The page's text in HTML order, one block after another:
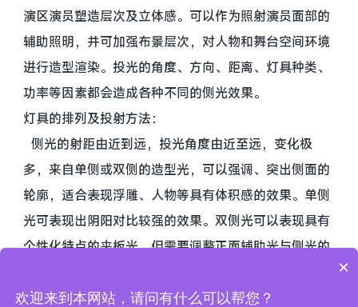
演区演员塑造层次及立体感。可以作为照射演员面部的
辅助照明，并可加强布景层次，对人物和舞台空间环境
进行造型渲染。投光的角度、方向、距离、灯具种类、
功率等因素都会造成各种不同的侧光效果。
灯具的排列及投射方法：
侧光的射距由近到远，投光角度由近至远，变化极
多，来自单侧或双侧的造型光，可以强调、突出侧面的
轮廓，适合表现浮雕、人物等具有体积感的效果。单侧
光可表现出阴阳对比较强的效果。双侧光可以表现具有
个性化特点的夹板光，但需要调整正面辅助光与侧光的
追光设计配置
×
欢迎来到本网站，请问有什么可以帮您？